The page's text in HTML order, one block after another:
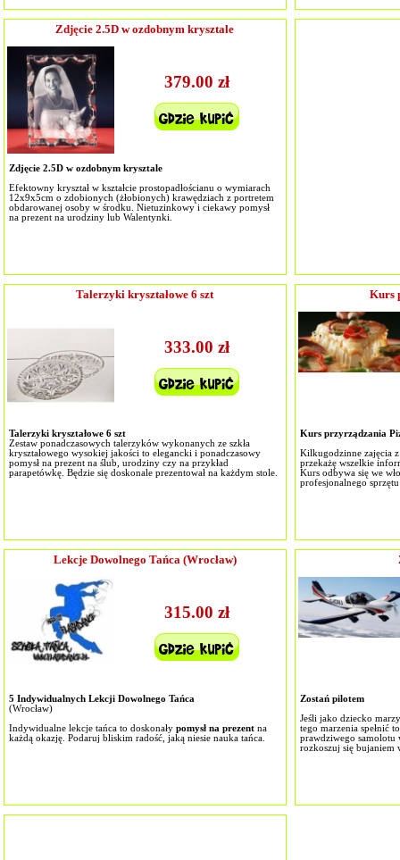
Zdjęcie 2.5D w ozdobnym krysztale
379.00 zł
Zdjęcie 2.5D w ozdobnym krysztale
Efektowny kryształ w kształcie prostopadłościanu o wymiarach
12x9x5cm o zdobionych (żłobionych) krawędziach z portretem
obdarowanej osoby w środku. Nietuzinkowy i ciekawy pomysł
na prezent na urodziny lub Walentynki.
Talerzyki kryształowe 6 szt
333.00 zł
Talerzyki kryształowe 6 szt
Zestaw ponadczasowych talerzyków wykonanych ze szkła
kryształowego wysokiej jakości to elegancki i ponadczasowy
pomysł na prezent na ślub, urodziny czy na przykład
parapetówkę. Będzie się doskonale prezentował na każdym stole.
Kurs
Kurs przyrządzania
Kilkugodzinne zajęcia
przekażę wszelkie
Kurs odbywa się we
profesjonalnego
Lekcje Dowolnego Tańca (Wrocław)
315.00 zł
5 Indywidualnych Lekcji Dowolnego Tańca
(Wrocław)
Indywidualne lekcje tańca to doskonały pomysł na prezent na
każdą okazję. Podaruj bliskim radość, jaką niesie nauka tańca.
Zostań pilotem
Jeśli jako dziecko
tego marzenia spełnić
prawdziwego samolotu
rozkoszuj się bujaniem